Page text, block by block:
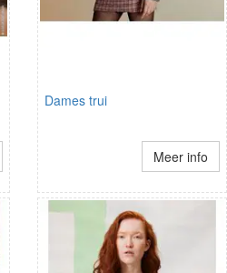
Dames trui
Meer info